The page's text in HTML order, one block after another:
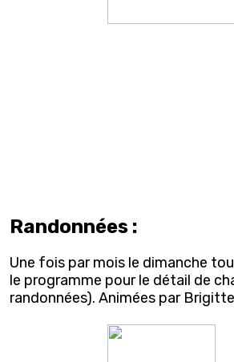
Randonnées :
Une fois par mois le dimanche
le programme pour le détail de
randonnées). Animées par